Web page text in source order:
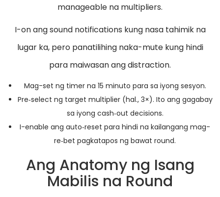
manageable na multipliers.
I-on ang sound notifications kung nasa tahimik na
lugar ka, pero panatilihing naka-mute kung hindi
para maiwasan ang distraction.
Mag-set ng timer na 15 minuto para sa iyong sesyon.
Pre‑select ng target multiplier (hal., 3×). Ito ang gagabay
sa iyong cash‑out decisions.
I-enable ang auto‑reset para hindi na kailangang mag-
re‑bet pagkatapos ng bawat round.
Ang Anatomy ng Isang
Mabilis na Round